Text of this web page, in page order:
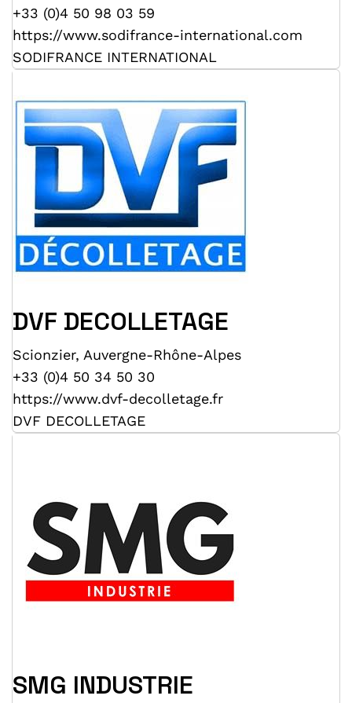
+33 (0)4 50 98 03 59
https://www.sodifrance-international.com
SODIFRANCE INTERNATIONAL
DVF DECOLLETAGE
Scionzier, Auvergne-Rhône-Alpes
+33 (0)4 50 34 50 30
https://www.dvf-decolletage.fr
DVF DECOLLETAGE
SMG INDUSTRIE